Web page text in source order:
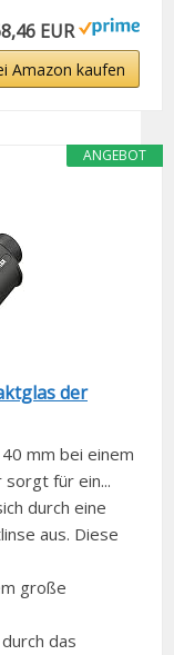
EUR
Amazon kaufen
ANGEBOT
der
mm bei einem
für ein...
durch eine
aus. Diese
große
das